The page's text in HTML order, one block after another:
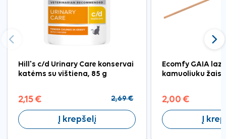
Hill's c/d Urinary Care konservai
katėms su vištiena, 85 g
2,15 € 2,69 €
Į krepšelį
Ecomfy GAIA
kamuoliuku
2,00 €
Į
Ankstesnis